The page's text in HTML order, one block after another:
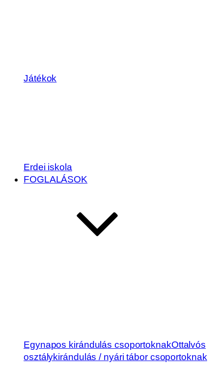
Játékok
Erdei iskola
FOGLALÁSOK
Egynapos kirándulás csoportoknakOttalvós
osztálykirándulás / nyári tábor csoportoknak